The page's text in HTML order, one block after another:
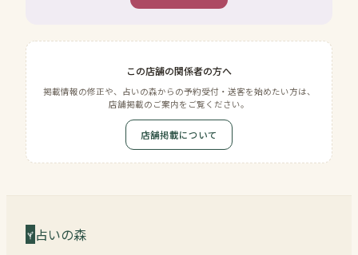
この店舗の関係者の方へ
掲載情報の修正や、占いの森からの予約受付・送客を始めたい方は、
店舗掲載のご案内をご覧ください。
店舗掲載について
占いの森